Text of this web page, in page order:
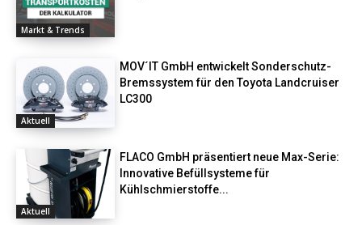
Markt & Trends
Aktuell
MOV´IT GmbH entwickelt Sonderschutz-
Bremssystem für den Toyota Landcruiser
LC300
Aktuell
FLACO GmbH präsentiert neue Max-Serie:
Innovative Befüllsysteme für
Kühlschmierstoffe...